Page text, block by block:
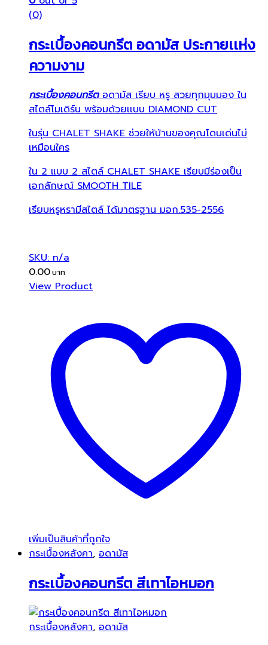
(0)
กระเบื้องคอนกรีต อดามัส ประกายเเห่ง
ความงาม
กระเบื้องคอนกรีตอดามัส เรียบ หรู สวยทุกมุมมอง ใน
สไตล์โมเดิร์น พร้อมด้วยเเบบ DIAMOND CUT
ในรุ่น CHALET SHAKE ช่วยให้บ้านของคุณโดนเด่นไม่
เหมือนใคร
ใน 2 แบบ 2 สไตล์ CHALET SHAKE เรียบมีร่องเป็น
เอกลักษณ์ SMOOTH TILE
เรียบหรูหรามีสไตล์ ได้มาตรฐาน มอก.535-2556
SKU: n/a
0.00
View Product
เพิ่มเป็นสินค้าที่ถูกใจ
กระเบื้องหลังคา, อดามัส
กระเบื้องคอนกรีต สีเทาไอหมอก
กระเบื้องหลังคา, อดามัส